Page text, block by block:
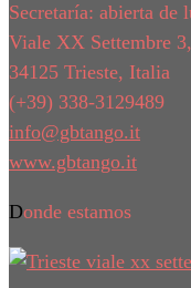
Secretaría: abierta de
Viale XX Settembre
34125 Trieste, Italia
(+39) 338-3129489
info@gbtango.it
www.gbtango.it
Donde estamos